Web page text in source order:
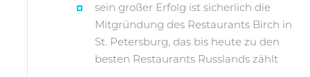
sein großer Erfolg ist sicherlich die
Mitgründung des Restaurants Birch in
St. Petersburg, das bis heute zu den
besten Restaurants Russlands zählt